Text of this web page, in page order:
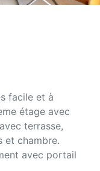
facile et à
étage avec
terrasse,
et chambre.
avec portail